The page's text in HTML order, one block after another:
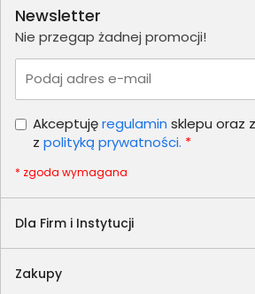
Dla Firm i Instytucji
Zakupy
Newsletter
Nie przegap żadnej promocji!
Podaj adres e-mail
Akceptujęregulamin sklepu oraz
z polityką prywatności. *
* zgoda wymagana